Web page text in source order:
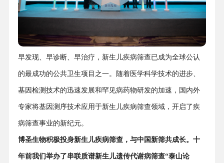
早发现、早诊断、早治疗，新生儿疾病筛查已成为全球公认
的最成功的公共卫生项目之一。随着医学科学技术的进步、
基因检测技术的迅速发展和罕见病药物研发的加速，国内外
专家将基因测序技术应用于新生儿疾病筛查领域，开启了疾
病筛查事业的新纪元。
博圣生物积极投身新生儿疾病筛查，与中国新筛共成长。十
年前我们举办了串联质谱新生儿遗传代谢病筛查“泰山论